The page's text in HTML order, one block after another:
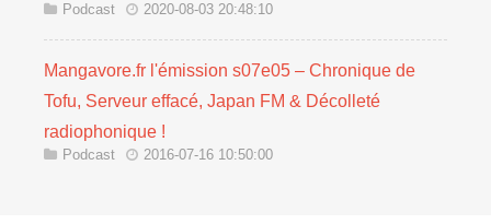
Podcast 2020-08-03 20:48:10
Mangavore.fr l'émission s07e05 – Chronique de
Tofu, Serveur effacé, Japan FM & Décolleté
radiophonique !
Podcast 2016-07-16 10:50:00